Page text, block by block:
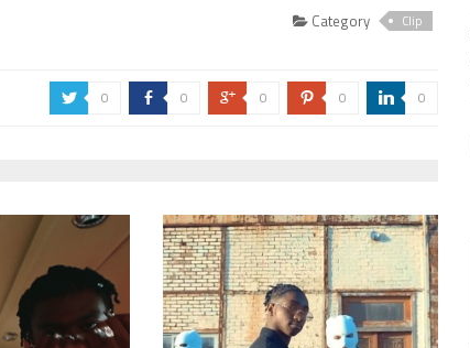
Category Clip
a 0 b 0 c 0 d 0 j 0